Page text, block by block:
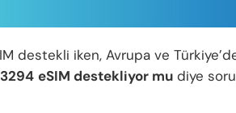
destekli iken, Avrupa ve
eSIM destekliyor mu diye